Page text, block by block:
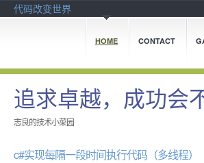
代码改变世界
HOME CONTACT
志良的技术小菜园
c#实现每隔一段时间执行代码（多线程）